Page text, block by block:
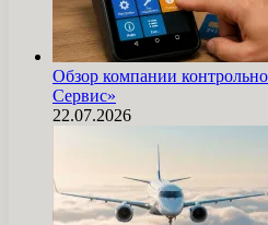
Обзор компании
Сервис»
22.07.2026